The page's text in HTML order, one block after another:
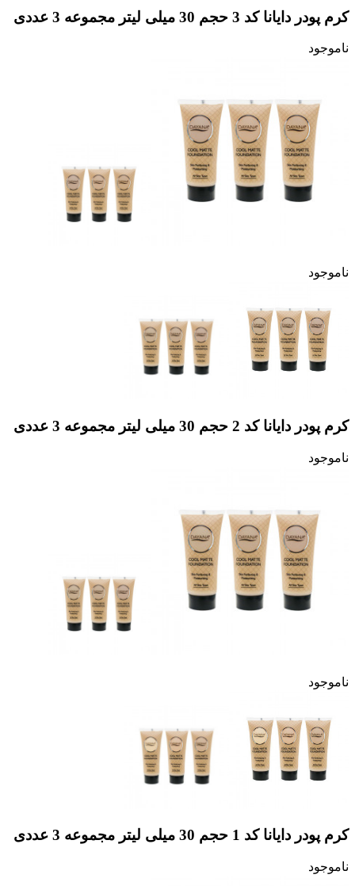
کرم پودر دایانا کد 3 حجم 30 میلی لیتر مجموعه 3 عددی
ناموجود
ناموجود
کرم پودر دایانا کد 2 حجم 30 میلی لیتر مجموعه 3 عددی
ناموجود
ناموجود
کرم پودر دایانا کد 1 حجم 30 میلی لیتر مجموعه 3 عددی
ناموجود